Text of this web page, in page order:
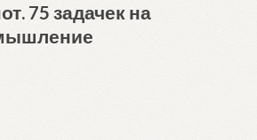
75 задачек на